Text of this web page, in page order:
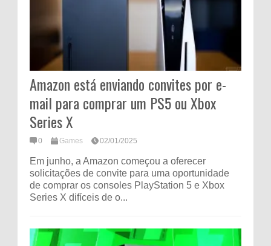
Amazon está enviando convites por e-
mail para comprar um PS5 ou Xbox
Series X
0 Games 02/01/2025
Em junho, a Amazon começou a oferecer
solicitações de convite para uma oportunidade
de comprar os consoles PlayStation 5 e Xbox
Series X difíceis de o...